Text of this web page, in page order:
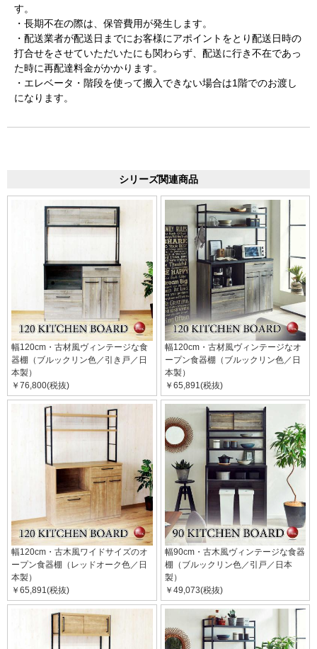
す。
・長期不在の際は、保管費用が発生します。
・配送業者が配送日までにお客様にアポイントをとり配送日時の
打合せをさせていただいたにも関わらず、配送に行き不在であっ
た時に再配達料金がかかります。
・エレベータ・階段を使って搬入できない場合は1階でのお渡し
になります。
シリーズ関連商品
幅120cm・古材風ヴィンテージな食
器棚（ブルックリン色／引き戸／日
本製）
￥76,800(税抜)
幅120cm・古材風ヴィンテージなオ
ープン食器棚（ブルックリン色／日
本製）
￥65,891(税抜)
幅120cm・古木風ワイドサイズのオ
ープン食器棚（レッドオーク色／日
本製）
￥65,891(税抜)
幅90cm・古木風ヴィンテージな食器
棚（ブルックリン色／引戸／日本
製）
￥49,073(税抜)